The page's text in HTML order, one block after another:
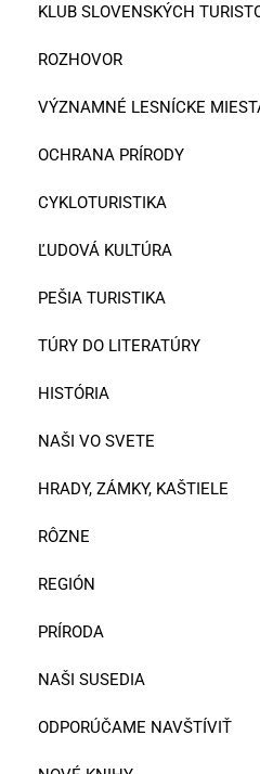
KLUB SLOVENSKÝCH
ROZHOVOR
VÝZNAMNÉ LESNÍCKE
OCHRANA PRÍRODY
CYKLOTURISTIKA
ĽUDOVÁ KULTÚRA
PEŠIA TURISTIKA
TÚRY DO LITERATÚRY
HISTÓRIA
NAŠI VO SVETE
HRADY, ZÁMKY, KAŠTIELE
RÔZNE
REGIÓN
PRÍRODA
NAŠI SUSEDIA
ODPORÚČAME NAVŠTÍVIŤ